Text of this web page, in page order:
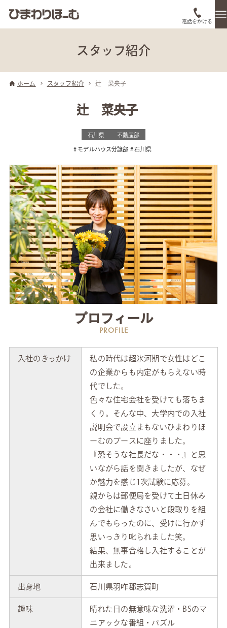
電話をかける
スタッフ紹介
ホーム スタッフ紹介 辻 菜央子
辻 菜央子
石川県 不動産部
モデルハウス分譲部 石川県
プロフィール
PROFILE
入社のきっかけ
私の時代は超氷河期で女性はどこ
の企業からも内定がもらえない時
代でした。
色々な住宅会社を受けても落ちま
くり。そんな中、大学内での入社
説明会で設立まもないひまわりほ
ーむのブースに座りました。
『恐そうな社長だな・・・』と思
いながら話を聞きましたが、なぜ
か魅力を感じ1次試験に応募。
親からは郵便局を受けて土日休み
の会社に働きなさいと段取りを組
んでもらったのに、受けに行かず
思いっきり叱られました笑。
結果、無事合格し入社することが
出来ました。
出身地 石川県羽咋郡志賀町
趣味
晴れた日の無意味な洗濯・BSのマ
ニアックな番組・パズル